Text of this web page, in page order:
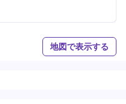
地図で表示する